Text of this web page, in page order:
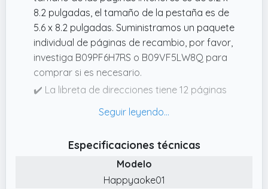
8.2 pulgadas, el tamaño de la pestaña es de
5.6 x 8.2 pulgadas. Suministramos un paquete
individual de páginas de recambio, por favor,
investiga B09PF6H7RS o B09VF5LW8Q para
comprar si es necesario.
✔️ La libreta de direcciones tiene 12 páginas
cada mes, te ayuda a mantenerte
especiales, cumpleaños, aniversarios. Meses
sin fecha para ayudarte a organizar tu
Especificaciones técnicas
Modelo
Happyaoke01